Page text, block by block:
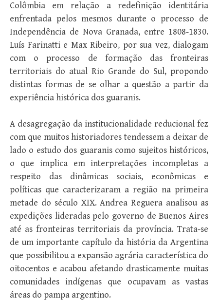
Colômbia em relação a redefinição identitária
enfrentada pelos mesmos durante o processo de
Independência de Nova Granada, entre 1808-1830.
Luís Farinatti e Max Ribeiro, por sua vez, dialogam
com o processo de formação das fronteiras
territoriais do atual Rio Grande do Sul, propondo
distintas formas de se olhar a questão a partir da
experiência histórica dos guaranis.
A desagregação da institucionalidade reducional fez
com que muitos historiadores tendessem a deixar de
lado o estudo dos guaranis como sujeitos históricos,
o que implica em interpretações incompletas a
respeito das dinâmicas sociais, econômicas e
políticas que caracterizaram a região na primeira
metade do século XIX. Andrea Reguera analisou as
expedições lideradas pelo governo de Buenos Aires
até as fronteiras territoriais da província. Trata-se
de um importante capítulo da história da Argentina
que possibilitou a expansão agrária característica do
oitocentos e acabou afetando drasticamente muitas
comunidades indígenas que ocupavam as vastas
áreas do pampa argentino.